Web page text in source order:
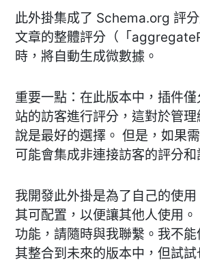
此外掛集成了 Schema.org 評
文章的整體評分（「
時，將自動生成微數據。
重要一點：在此版本中，插件
站的訪客進行評分，這對於管
說是最好的選擇。 但是，如果
可能會集成非連接訪客的評分和
我開發此外掛是為了自己的使
其可配置，以便讓其他人使用
功能，請隨時與我聯繫。我不
其整合到未來的版本中，但試試